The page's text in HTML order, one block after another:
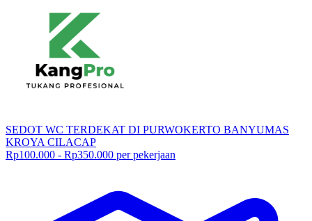
SEDOT WC TERDEKAT DI PURWOKERTO BANYUMAS
KROYA CILACAP
Rp100.000 - Rp350.000 per pekerjaan